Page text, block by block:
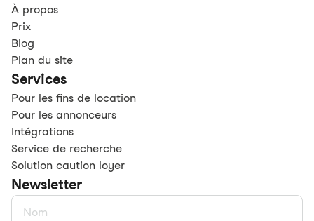
À propos
Prix
Blog
Plan du site
Services
Pour les fins de location
Pour les annonceurs
Intégrations
Service de recherche
Solution caution loyer
Newsletter